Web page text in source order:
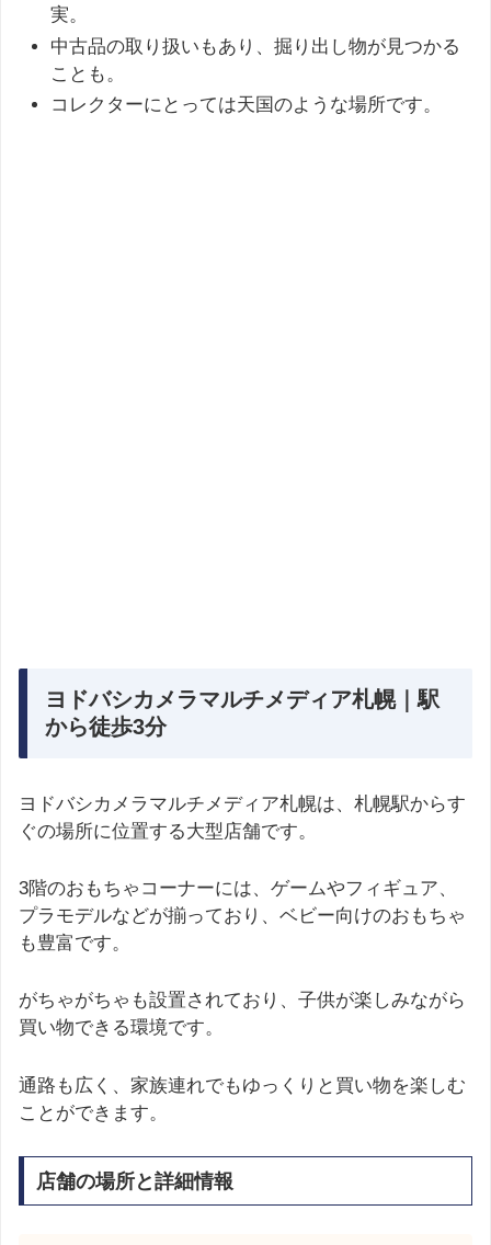
実。
中古品の取り扱いもあり、掘り出し物が見つかる
ことも。
コレクターにとっては天国のような場所です。
ヨドバシカメラマルチメディア札幌｜駅
から徒歩3分
ヨドバシカメラマルチメディア札幌は、札幌駅からす
ぐの場所に位置する大型店舗です。
3階のおもちゃコーナーには、ゲームやフィギュア、
プラモデルなどが揃っており、ベビー向けのおもちゃ
も豊富です。
がちゃがちゃも設置されており、子供が楽しみながら
買い物できる環境です。
通路も広く、家族連れでもゆっくりと買い物を楽しむ
ことができます。
店舗の場所と詳細情報